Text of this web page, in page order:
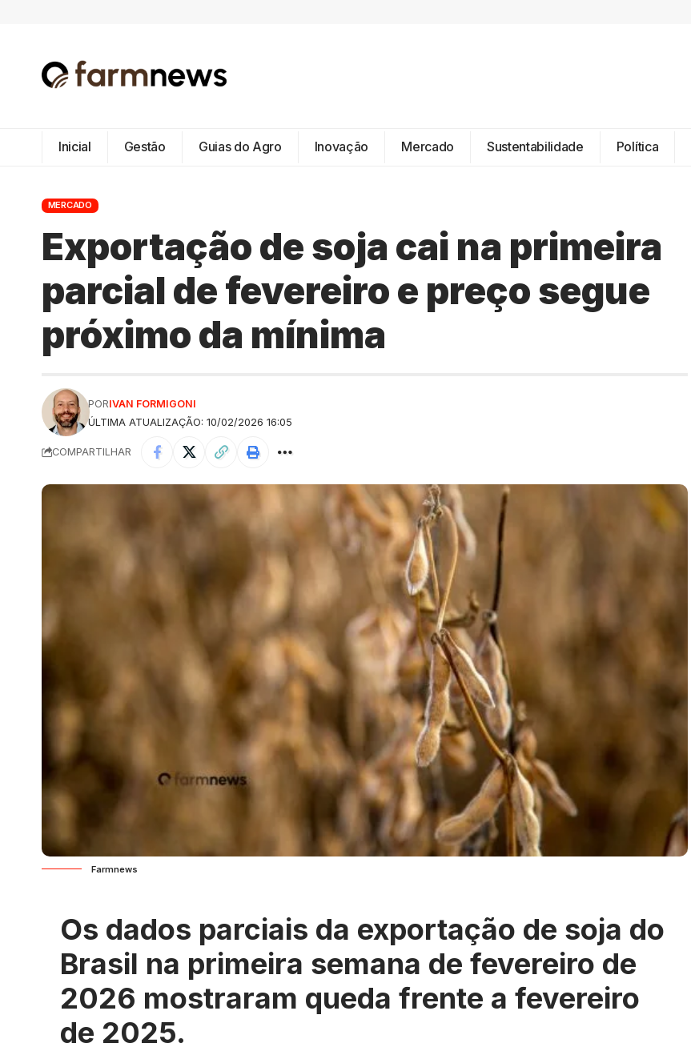
Inicial Gestão Guias do Agro Inovação Mercado Sustentabilidade Política
MERCADO
Exportação de soja cai na primeira
parcial de fevereiro e preço segue
próximo da mínima
ÚLTIMA ATUALIZAÇÃO: 10/02/2026 16:05
PORIVAN FORMIGONI
COMPARTILHAR
Farmnews
Os dados parciais da exportação de soja do
Brasil na primeira semana de fevereiro de
2026 mostraram queda frente a fevereiro
de 2025.